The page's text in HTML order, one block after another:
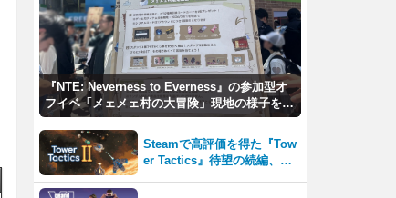
『NTE: Neverness to Everness』の参加型オ
フイベ「メェメェ村の大冒険」現地の様子をレ
ポ！ミニゲームやコスプレイヤー撮影など盛り
だくさん！
Steamで高評価を得た『Tow
er Tactics』待望の続編、『T